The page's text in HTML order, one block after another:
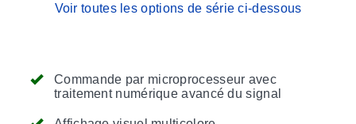
Commande par microprocesseur avec
traitement numérique avancé du signal
Voir toutes les options de série ci-dessous